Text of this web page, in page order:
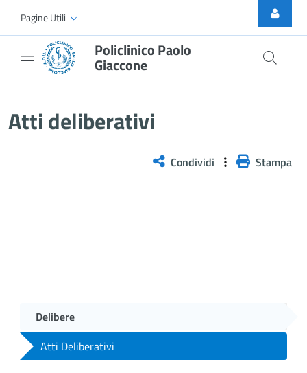
Skip to Main Content
Pagine Utili
Policlinico Paolo
Giaccone
Atti deliberativi
Condividi Stampa
Delibere
Atti Deliberativi